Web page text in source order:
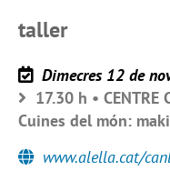
taller
Dimecres 12 de
17.30 h • CENTRE
Cuines del món:
www.alella.cat/